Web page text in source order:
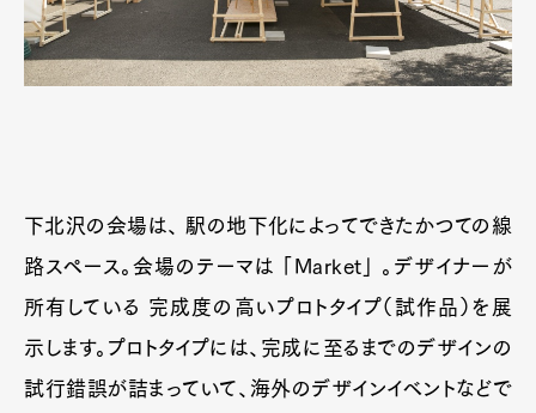
下北沢の会場は、 駅の地下化によってできたかつての線
路スペース。会場のテーマは 「Market」 。デザイナーが
所有している 完成度の高いプロトタイプ（試作品）を展
示します。プロトタイプには、完成に至るまでのデザインの
試行錯誤が詰まっていて、海外のデザインイベントなどで